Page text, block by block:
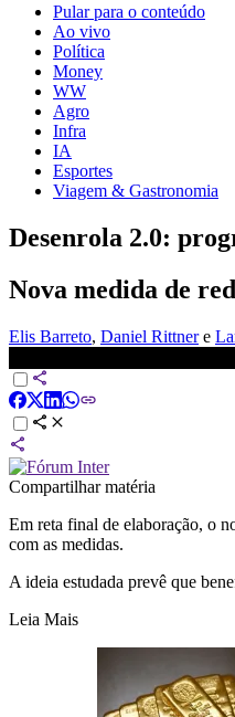
Pular para o conteúdo
Ao vivo
Política
Money
WW
Agro
Infra
IA
Esportes
Viagem & Gastronomia
Desenrola 2.0:
Nova medida de
Elis Barreto, Daniel Rittnere
Compartilhar matéria
Em reta final de elaboração, o
com as medidas.
A ideia estudada prevê que
Leia Mais